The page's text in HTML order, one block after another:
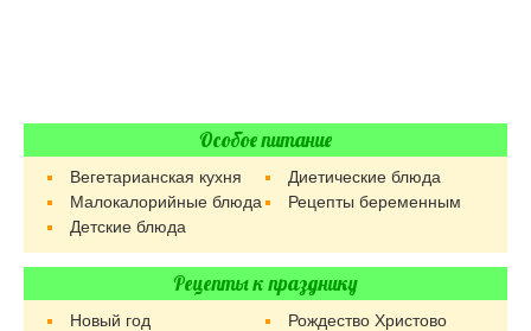
Особое питание
Вегетарианская кухня
Диетические блюда
Малокалорийные блюда
Рецепты беременным
Детские блюда
Рецепты к празднику
Новый год
Рождество Христово